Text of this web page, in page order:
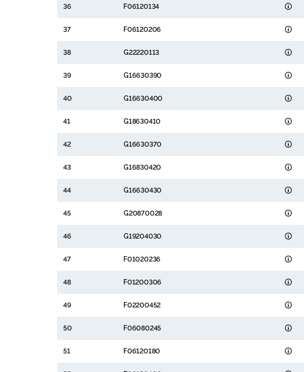
36 F06120134
37 F06120206
38 G22220113
39 G16630390
40 G16630400
41 G18630410
42 G16630370
43 G16830420
44 G16630430
45 G20870028
46 G19204030
47 F01020236
48 F01200306
49 F02200452
50 F06080245
51 F06120180